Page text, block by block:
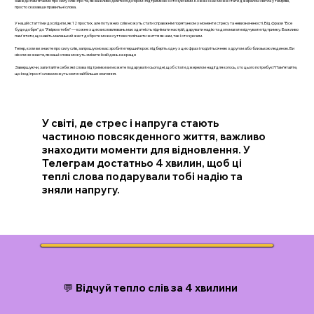
просто сказавши правильні слова.
У нашій статті ми дослідили, як 12 простих, але потужних слів можуть стати справжнім порятунком у моменти стресу та невизначеності. Від фрази "Все
буде добре" до "Я вірю в тебе" — кожне з цих висловлювань має здатність піднімати настрій, дарувати надію та допомагати відчувати підтримку. Важливо
пам'ятати, що навіть маленький жест доброти може суттєво поліпшити життя як нам, так і оточуючим.
Тепер, коли ви знаєте про силу слів, запрошуємо вас зробити перший крок: підберіть одну з цих фраз і поділіться нею з другом або близькою людиною. Ви
ніколи не знаєте, як ваші слова можуть змінити їхній день на краще
Завершуючи, запитайте себе: які слова підтримки ви можете подарувати сьогодні, щоб стати джерелом надії для когось, хто цього потребує? Пам’ятайте,
що іноді прості слова можуть мати найбільше значення.
У світі, де стрес і напруга стають
частиною повсякденного життя, важливо
знаходити моменти для відновлення. У
Телеграм достатньо 4 хвилин, щоб ці
теплі слова подарували тобі надію та
зняли напругу.
💬 Відчуй тепло слів за 4 хвилини